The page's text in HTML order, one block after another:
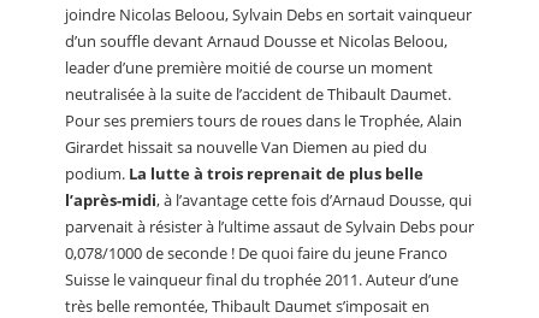
joindre Nicolas Beloou, Sylvain Debs en sortait vainqueur
d’un souffle devant Arnaud Dousse et Nicolas Beloou,
leader d’une première moitié de course un moment
neutralisée à la suite de l’accident de Thibault Daumet.
Pour ses premiers tours de roues dans le Trophée, Alain
Girardet hissait sa nouvelle Van Diemen au pied du
podium. La lutte à trois reprenait de plus belle
l’après-midi, à l’avantage cette fois d’Arnaud Dousse, qui
parvenait à résister à l’ultime assaut de Sylvain Debs pour
0,078/1000 de seconde ! De quoi faire du jeune Franco
Suisse le vainqueur final du trophée 2011. Auteur d’une
très belle remontée, Thibault Daumet s’imposait en